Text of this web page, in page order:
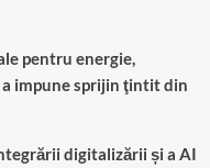
pentru energie,
a impune sprijin ţintit din
digitalizării și a AI